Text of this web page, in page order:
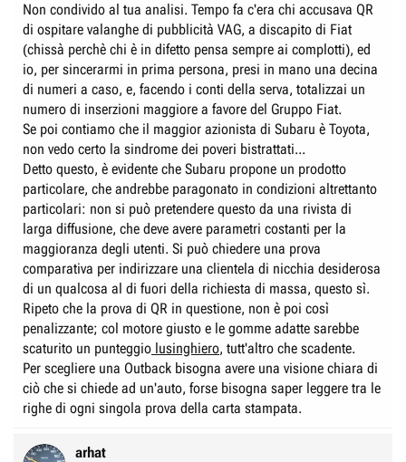
giustamente, metti le gomme giuste, il giusto assetto e così via,
perchè subaru deve essere subaru proprio in questi ambiti.
in poche parole, prendo un gol (anche se a me piace) sulla "ricerca
estetica"e finezza costruttiva,prendo un gol dalla qualità degli
interni,prendo un gol dal valore economico dell'auto (rivendibilità
ecc.),e segno solo su rigore per il resto, potrebbe non bastare.
sono così duro solo perchè voglio fare l'avvocato del diavolo e tentare
di accreditare subaru oltre ogni perplessità senza scadere nel
confronto subaru contro tutti, cioè la subaru è bella perchè è
superiore punto e basta e le altre non valgono nulla e bla bla bla.
non è che ce l'hanno su con Subaru. è che la carta stampata dipende
sempre di più dalla pubblicità e, ad esempio, il gruppo VAG con tutti i
suoi marchi ne fa parecchia. Non altrettanto si può dire di SI.
Quanto alla prova se si facessero le cose fatte fatte bene si
prenderebbero la A4 AR e la XC70 e si provererebbero insieme
(possibilmente con coperture identiche). Test strumentale non sensazioni
di guida che spesso e volentieri ingannano...
Non condivido al tua analisi. Tempo fa c'era chi accusava QR
di ospitare valanghe di pubblicità VAG, a discapito di Fiat
(chissà perchè chi è in difetto pensa sempre ai complotti), ed
io, per sincerarmi in prima persona, presi in mano una decina
di numeri a caso, e, facendo i conti della serva, totalizzai un
numero di inserzioni maggiore a favore del Gruppo Fiat.
Se poi contiamo che il maggior azionista di Subaru è Toyota,
non vedo certo la sindrome dei poveri bistrattati...
Detto questo, è evidente che Subaru propone un prodotto
particolare, che andrebbe paragonato in condizioni altrettanto
particolari: non si può pretendere questo da una rivista di
larga diffusione, che deve avere parametri costanti per la
maggioranza degli utenti. Si può chiedere una prova
comparativa per indirizzare una clientela di nicchia desiderosa
di un qualcosa al di fuori della richiesta di massa, questo sì.
Ripeto che la prova di QR in questione, non è poi così
penalizzante; col motore giusto e le gomme adatte sarebbe
scaturito un punteggio lusinghiero, tutt'altro che scadente.
Per scegliere una Outback bisogna avere una visione chiara di
ciò che si chiede ad un'auto, forse bisogna saper leggere tra le
righe di ogni singola prova della carta stampata.
arhat